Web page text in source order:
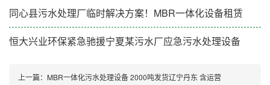
同心县污水处理厂临时解决方案！MBR一体化设备租赁
恒大兴业环保紧急驰援宁夏某污水厂应急污水处理设备
上一篇： MBR一体化污水处理设备 2000吨发货辽宁丹东 含运营